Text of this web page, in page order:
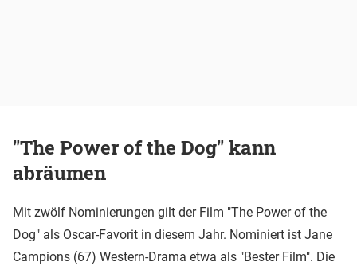
"The Power of the Dog" kann
abräumen
Mit zwölf Nominierungen gilt der Film "The Power of the
Dog" als Oscar-Favorit in diesem Jahr. Nominiert ist Jane
Campions (67) Western-Drama etwa als "Bester Film". Die